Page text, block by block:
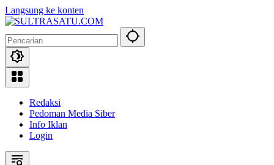
Langsung ke konten
Redaksi
Pedoman Media Siber
Info Iklan
Login